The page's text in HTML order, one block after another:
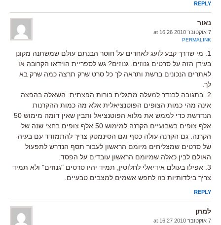
REPLY
נאור
7 אוקטובר 2010 at 16:26
PERMALINK
1. מי שדרך קבע לועג לאחרים על חוסר הבנתם עולם שמשתנה מקונן
בעידן הזה על סרטים גנוזים. גנוזים? גש לספריית הוידאו הקרובה או
לאתרים הנכונים ברשת ותראה לך כל סרט שרק תרצה כמה שרק בא
לך.
2. בתגובה לבנדר למעלה מתגלית בורות הפצתית. השאלה בהפצה
אינה מהי כמות הצופים הפוטנציאלית אלא מה כמות ההקרנות
הנדרשת כדי לממש את מלוא הפוטנציאל ותבין שאין דומה מימוש 50
אלף צופים בשבועיים הקרנה למימוש 50 אלף צופים בחצי שנה של
הקרנה. גם הקרנה עולה כסף וגם הסינמטק צריך להתמודד עם בעיה
של סרטים שמצליחים מיומם הראשון לעבור תסף הנדרש לתפעול
האולם לבין כאלה שמיומם הראשון עובדים על הפסד.
3. אפילו בעולם אידיאלי לחלוטין, תמיד יהיו סרטים "גנוזים" ולא תמיד
צריך בילדותיות כזו לחפש אשמים למצבים טבעיים.
REPLY
למתן
7 אוקטובר 2010 at 16:27